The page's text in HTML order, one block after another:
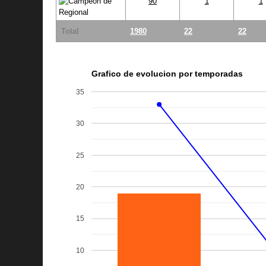
Total 1980 22 22
Grafico de evolucion por temporadas
10
15
20
25
30
35